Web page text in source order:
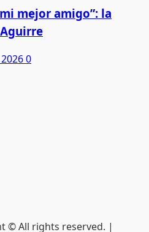
mejor amigo”: la
0
© All rights reserved. |